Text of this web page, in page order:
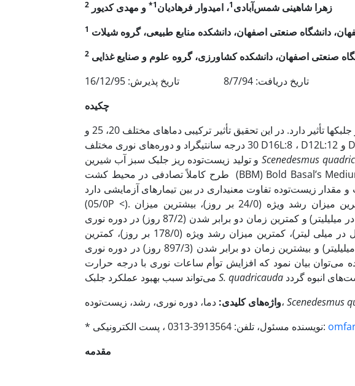
زهرا شاهینی شمس‌آبادی1، امیدوار فرهادیان1* و مهدی کدیور 2
1 دانشگاه صنعتی اصفهان، دانشکده منابع طبیعی، گروه شیلات
2 صنعتی اصفهان، دانشکده کشاورزی، گروه علوم و صنایع غذایی
تاریخ دریافت: 8/7/94 تاریخ پذیرش: 16/12/95
چکیده
درجه حرارت و دوره نوری بر رشد و زیست‌توده در ریز جلبک­ها تأثیر دارد. در این تحقیق تأثیر ترکیبی دماهای مختلف 20، 25 و
30 درجه سانتی­گراد و دوره‌های نوری مختلف D16L:8 ، D12L:12 و D8L:16 بر تراکم، میزان رشد ویژه، زمان دو برابر شدن
Scenedesmus
طرح کاملاً تصادفی در محیط کشت (BBM) Bold Basal’s Mediumبه مدت 16 روز انجام شد. نتایج نشان داد که تراکم
زیست‌توده تفاوت معنی­داری در بین تیمار­های آزمایشی دارد
×11/2 سلول در میلی­لیتر)، بیشترین میزان رشد ویژه (24/0 بر روز)، بیشترین میزان
زیست‌توده (30/0 میلی­گرم در میلی­لیتر) و کمترین زمان دو برابر شدن (87/2 روز) در دوره نوری D8L:16 و دمای 30 درجه
×18/8 سلول در میلی لیتر)، کمترین میزان رشد ویژه (178/0 بر روز)، کمترین
میزان زیست‌توده (094/0 میلی­گرم در میلی­لیتر) و بیشترین زمان دو برابر شدن (897/3 روز) در دوره نوری D8L:16 و 30
می‌توان بیان نمود که افزایش توأم ساعات نوری با درجه حرارت
S. quadricauda
واژه‌های کلیدی:دما، دوره نوری، رشد، زیست‌توده، Scenedesmus
* نویسنده مسئول، تلفن: 3913564-0313 ، پست الکترونیکی:
مقدمه